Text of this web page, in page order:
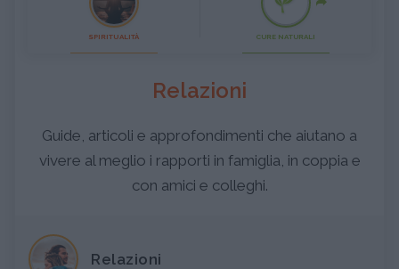
SPIRITUALITÀ CURE NATURALI
Relazioni
Guide, articoli e approfondimenti che aiutano a
vivere al meglio i rapporti in famiglia, in coppia e
con amici e colleghi.
Relazioni